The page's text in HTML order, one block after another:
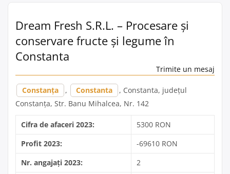
Dream Fresh S.R.L. – Procesare și
conservare fructe și legume în
Constanta
Trimite un mesaj
Constanța , Constanta
, Constanta, județul
Constanța, Str. Banu Mihalcea, Nr. 142
Cifra de afaceri 2023:
5300 RON
Profit 2023:
-69610 RON
Nr. angajați 2023:
2